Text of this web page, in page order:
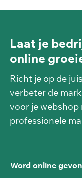
Laat je
online
Richt je op de
verbeter de
voor je webshop
professionele
Word online